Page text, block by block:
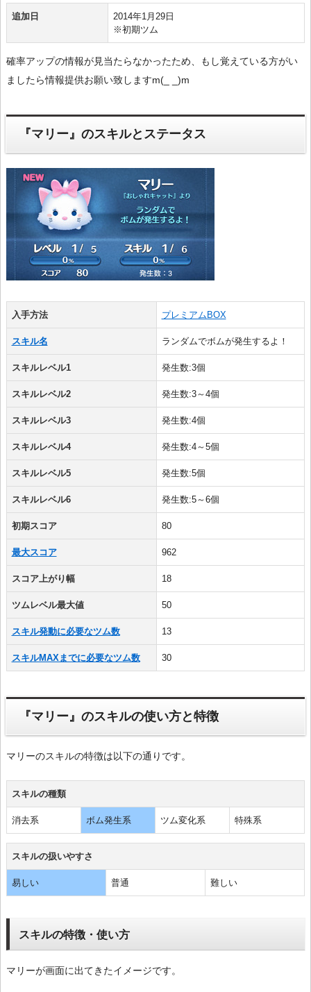
追加日
2014年1月29日
※初期ツム
確率アップの情報が見当たらなかったため、もし覚えている方がい
ましたら情報提供お願い致しますm(_ _)m
『マリー』のスキルとステータス
入手方法 プレミアムBOX
スキル名 ランダムでボムが発生するよ！
スキルレベル1 発生数:3個
スキルレベル2 発生数:3～4個
スキルレベル3 発生数:4個
スキルレベル4 発生数:4～5個
スキルレベル5 発生数:5個
スキルレベル6 発生数:5～6個
初期スコア 80
最大スコア 962
スコア上がり幅 18
ツムレベル最大値 50
スキル発動に必要なツム数 13
スキルMAXまでに必要なツム数 30
『マリー』のスキルの使い方と特徴
マリーのスキルの特徴は以下の通りです。
スキルの種類
消去系 ボム発生系 ツム変化系 特殊系
スキルの扱いやすさ
易しい 普通 難しい
スキルの特徴・使い方
マリーが画面に出てきたイメージです。